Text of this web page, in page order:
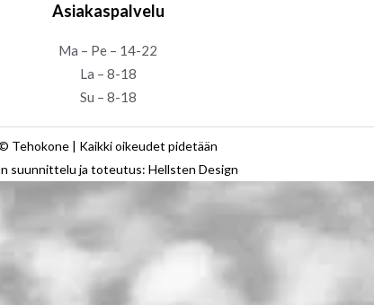
Asiakaspalvelu
Ma – Pe – 14-22
La – 8-18
Su – 8-18
Tehokone | Kaikki oikeudet pidetään
suunnittelu ja toteutus: Hellsten Design